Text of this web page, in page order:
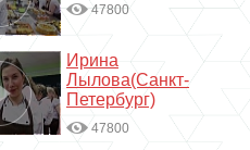
47800
Ирина
Лылова(Санкт-
Петербург)
47800